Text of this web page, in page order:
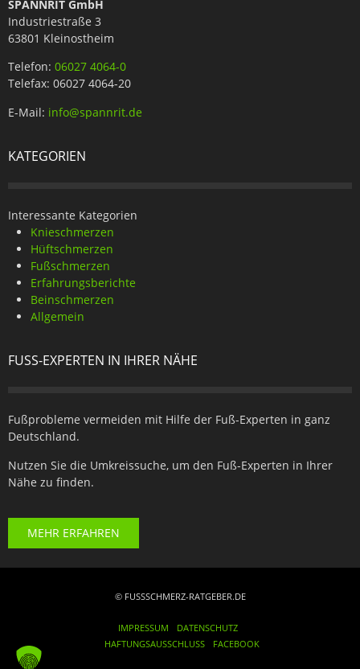
SPANNRIT GmbH
Industriestraße 3
63801 Kleinostheim
Telefon: 06027 4064-0
Telefax: 06027 4064-20
E-Mail: info@spannrit.de
KATEGORIEN
Interessante Kategorien
Knieschmerzen
Hüftschmerzen
Fußschmerzen
Erfahrungsberichte
Beinschmerzen
Allgemein
FUSS-EXPERTEN IN IHRER NÄHE
Fußprobleme vermeiden mit Hilfe der Fuß-Experten in ganz
Deutschland.
Nutzen Sie die Umkreissuche, um den Fuß-Experten in Ihrer
Nähe zu finden.
MEHR ERFAHREN
© FUSSSCHMERZ-RATGEBER.DE
IMPRESSUM
DATENSCHUTZ
HAFTUNGSAUSSCHLUSS
FACEBOOK